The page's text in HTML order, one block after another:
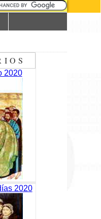
2020
2020